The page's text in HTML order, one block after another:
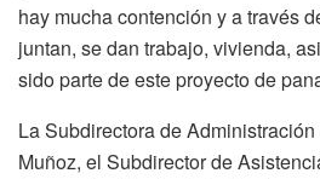
hay mucha contención y a través
juntan, se dan trabajo, vivienda,
sido parte de este proyecto de
La Subdirectora de
Muñoz, el Subdirector de